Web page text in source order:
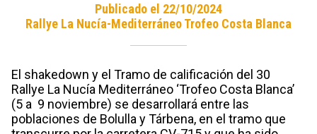
Publicado el 22/10/2024
Rallye La Nucía-Mediterráneo Trofeo Costa Blanca
El shakedown y el Tramo de calificación del 30
Rallye La Nucía Mediterráneo ‘Trofeo Costa Blanca’
(5 a 9 noviembre) se desarrollará entre las
poblaciones de Bolulla y Tárbena, en el tramo que